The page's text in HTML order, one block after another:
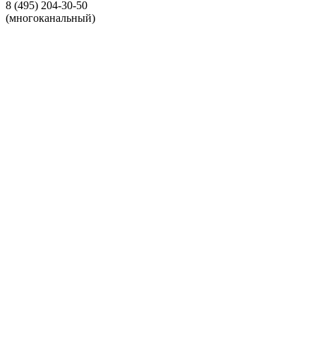
8 (495) 204-30-50
(многоканальный)